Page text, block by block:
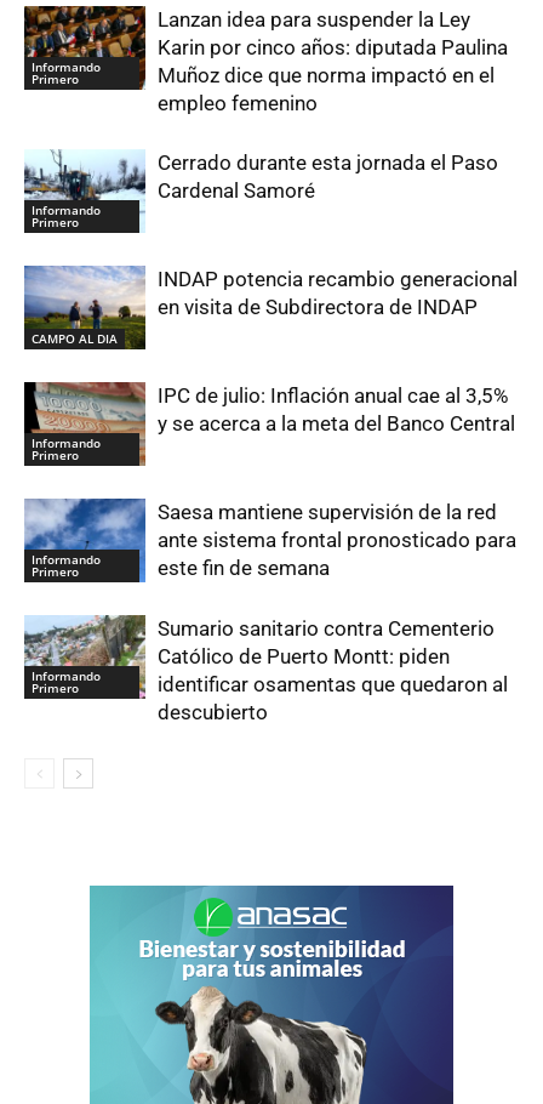
Informando
Primero
Lanzan idea para suspender la Ley
Karin por cinco años: diputada Paulina
Muñoz dice que norma impactó en el
empleo femenino
Informando
Primero
Cerrado durante esta jornada el Paso
Cardenal Samoré
CAMPO AL DIA
INDAP potencia recambio generacional
en visita de Subdirectora de INDAP
Informando
Primero
IPC de julio: Inflación anual cae al 3,5%
y se acerca a la meta del Banco Central
Informando
Primero
Saesa mantiene supervisión de la red
ante sistema frontal pronosticado para
este fin de semana
Informando
Primero
Sumario sanitario contra Cementerio
Católico de Puerto Montt: piden
identificar osamentas que quedaron al
descubierto